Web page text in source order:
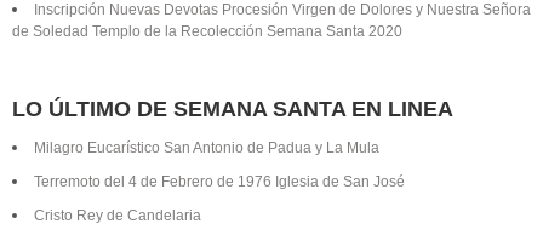
Inscripción Nuevas Devotas Procesión Virgen de Dolores y Nuestra Señora
de Soledad Templo de la Recolección Semana Santa 2020
LO ÚLTIMO DE SEMANA SANTA EN LINEA
Milagro Eucarístico San Antonio de Padua y La Mula
Terremoto del 4 de Febrero de 1976 Iglesia de San José
Cristo Rey de Candelaria